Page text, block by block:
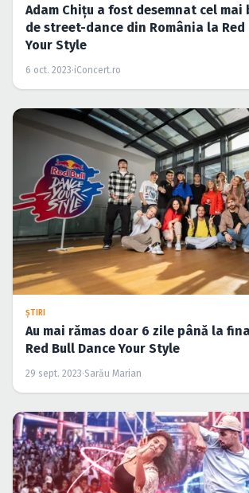
Adam Chițu a fost desemnat cel
de street-dance din România la Red
Your Style
6 oct. 2023·iConcert.ro
ŞTIRI
Au mai rămas doar 6 zile până la
Red Bull Dance Your Style
29 sept. 2023·Sarău Marian